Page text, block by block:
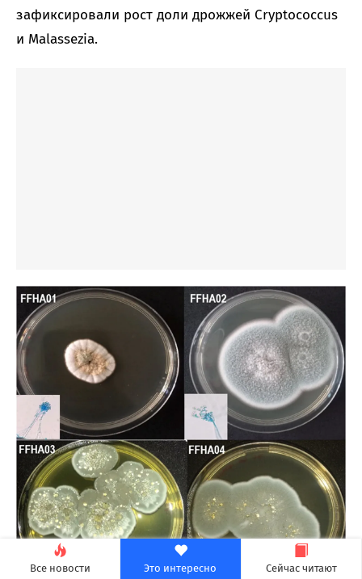
Все новости Это интересно Сейчас читают
зафиксировали рост доли дрожжей Cryptococcus
и Malassezia.